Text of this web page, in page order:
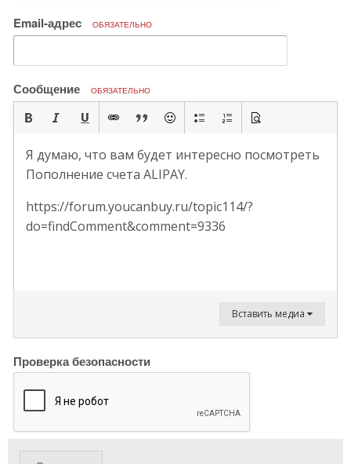
Email-адрес ОБЯЗАТЕЛЬНО
Сообщение ОБЯЗАТЕЛЬНО
Я думаю, что вам будет интересно посмотреть
Пополнение счета ALIPAY.
https://forum.youcanbuy.ru/topic114/?
do=findComment&comment=9336
Вставить медиа
Проверка безопасности